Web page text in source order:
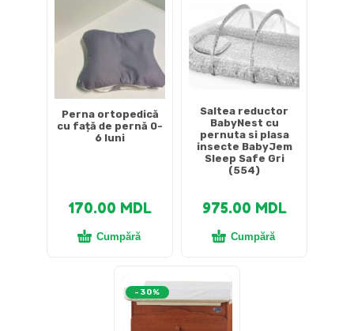
Perna ortopedică
cu față de pernă 0-
6 luni
170.00 MDL
Cumpără
Saltea reductor
BabyNest cu
pernuta si plasa
insecte BabyJem
Sleep Safe Gri
(554)
975.00 MDL
Cumpără
-30%